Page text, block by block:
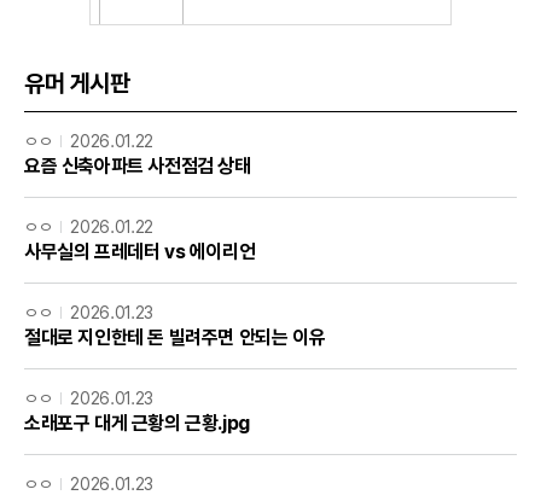
유머 게시판
ㅇㅇ 2026.01.22
요즘 신축아파트 사전점검 상태
ㅇㅇ 2026.01.22
사무실의 프레데터 vs 에이리언
ㅇㅇ 2026.01.23
절대로 지인한테 돈 빌려주면 안되는 이유
ㅇㅇ 2026.01.23
소래포구 대게 근황의 근황.jpg
ㅇㅇ 2026.01.23